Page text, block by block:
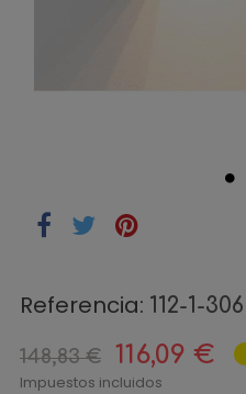
Referencia: 112-1-306
148,83 € 116,09 €
Impuestos incluidos